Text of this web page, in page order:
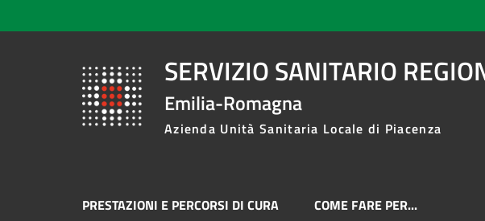
SERVIZIO SANITARIO
Emilia-Romagna
Azienda Unità Sanitaria Locale di Piacenza
PRESTAZIONI E PERCORSI DI CURA COME FARE PER...